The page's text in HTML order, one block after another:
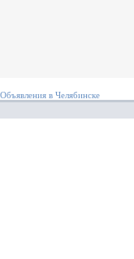
Объявления в Челябинске